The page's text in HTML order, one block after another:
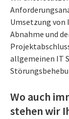
Umsetzung von
Abnahme und
allgemeinen IT
Wo auch
stehen wir